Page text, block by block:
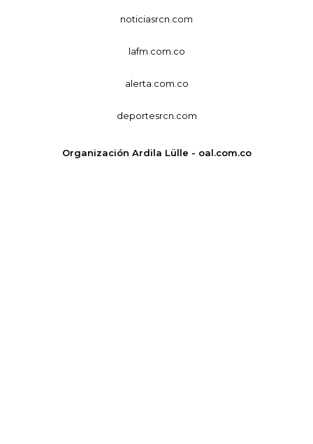
noticiasrcn.com
lafm.com.co
alerta.com.co
deportesrcn.com
Organización Ardila Lülle - oal.com.co